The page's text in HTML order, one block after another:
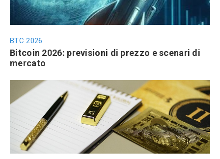
BTC 2026
Bitcoin 2026: previsioni di prezzo e scenari di
mercato